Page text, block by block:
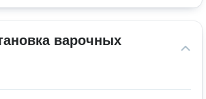
варочных